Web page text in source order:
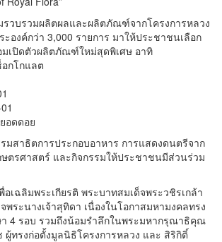
รวบรวมผลิตผลและผลิตภัณฑ์จากโครงการหลวง
องค์กว่า 3,000 รายการ มาให้ประชาชนเลือก
มเปิดตัวผลิตภัณฑ์ใหม่สุดพิเศษ อาทิ
อกโกแลต
อดดอย
มสาธิตการประกอบอาหาร การแสดงดนตรีจาก
ตรศาสตร์ และกิจกรรมให้ประชาชนมีส่วนร่วม
เฉลิมพระเกียรติ พระบาทสมเด็จพระวชิรเกล้า
พระนางเจ้าสุทิดา เนื่องในโอกาสมหามงคลทรง
4 รอบ รวมถึงน้อมรำลึกในพระมหากรุณาธิคุณ
ผู้ทรงก่อตั้งมูลนิธิโครงการหลวง และ สิริกิติ์